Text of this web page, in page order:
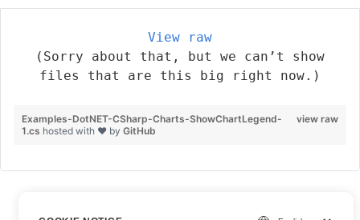
View raw
(Sorry about that, but we can’t show
files that are this big right now.)
view raw
Examples-DotNET-CSharp-Charts-ShowChartLegend-
1.cs hosted with ❤ by GitHub